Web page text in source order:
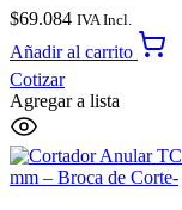
$69.084 IVA Incl.
Añadir al carrito
Cotizar
Agregar a lista